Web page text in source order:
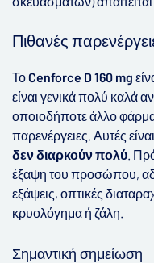
Πιθανές
ΤοCenforce D 160 mg
είναι γενικά πολύ καλά
οποιοδήποτε άλλο
παρενέργειες. Αυτές
δεν διαρκούν πολύ.
έξαψη του προσώπου,
εξάψεις, οπτικές
κρυολόγημα ή ζάλη.
Σημαντική σημείωση